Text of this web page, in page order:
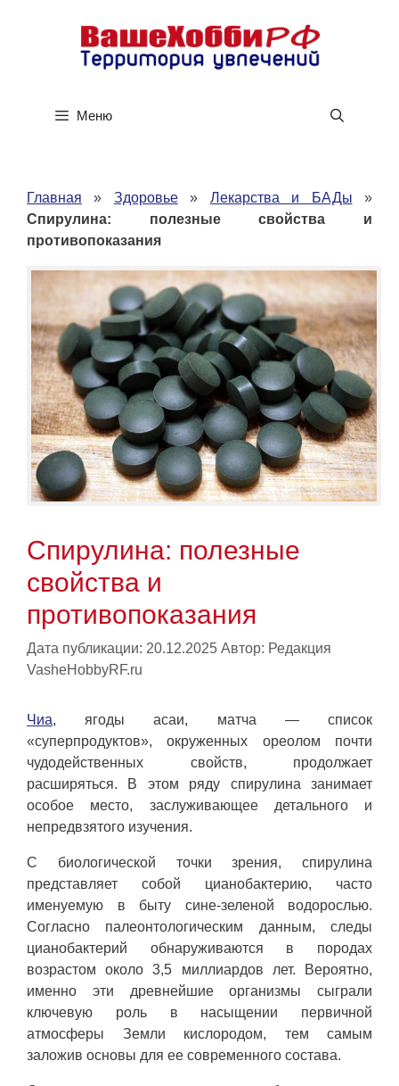
содержимому
Меню
Главная » Здоровье» Лекарства и БАДы »
Спирулина: полезные свойства и
противопоказания
Спирулина: полезные
свойства и
противопоказания
Дата публикации: 20.12.2025 Автор: Редакция
VasheHobbyRF.ru
Чиа, ягоды асаи, матча — список
«суперпродуктов», окруженных ореолом почти
чудодейственных свойств, продолжает
расширяться. В этом ряду спирулина занимает
особое место, заслуживающее детального и
непредвзятого изучения.
С биологической точки зрения, спирулина
представляет собой цианобактерию, часто
именуемую в быту сине-зеленой водорослью.
Согласно палеонтологическим данным, следы
цианобактерий обнаруживаются в породах
возрастом около 3,5 миллиардов лет. Вероятно,
именно эти древнейшие организмы сыграли
ключевую роль в насыщении первичной
атмосферы Земли кислородом, тем самым
заложив основы для ее современного состава.